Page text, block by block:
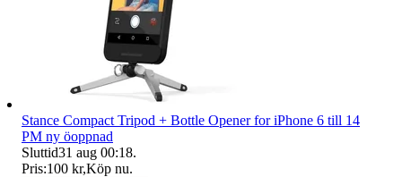
Stance Compact Tripod + Bottle Opener for iPhone 6 till 14
PM ny öoppnad
Sluttid31 aug 00:18.
Pris:100 kr,Köp nu.